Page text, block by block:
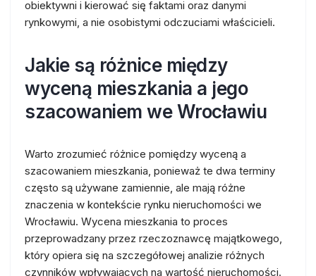
obiektywni i kierować się faktami oraz danymi
rynkowymi, a nie osobistymi odczuciami właścicieli.
Jakie są różnice między
wyceną mieszkania a jego
szacowaniem we Wrocławiu
Warto zrozumieć różnice pomiędzy wyceną a
szacowaniem mieszkania, ponieważ te dwa terminy
często są używane zamiennie, ale mają różne
znaczenia w kontekście rynku nieruchomości we
Wrocławiu. Wycena mieszkania to proces
przeprowadzany przez rzeczoznawcę majątkowego,
który opiera się na szczegółowej analizie różnych
czynników wpływających na wartość nieruchomości.